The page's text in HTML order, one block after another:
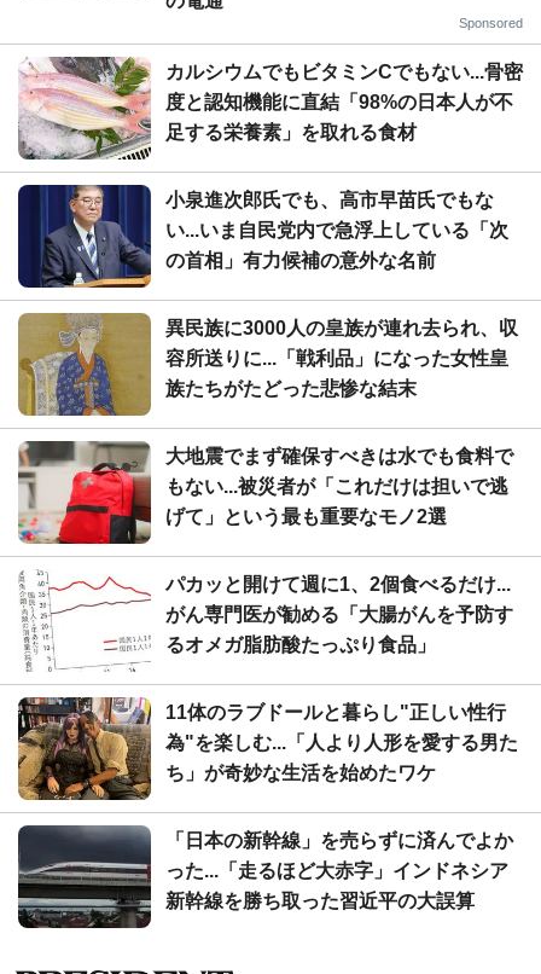
Sponsored
カルシウムでもビタミンCでもない...骨密
度と認知機能に直結「98%の日本人が不
足する栄養素」を取れる食材
小泉進次郎氏でも、高市早苗氏でもな
い...いま自民党内で急浮上している「次
の首相」有力候補の意外な名前
異民族に3000人の皇族が連れ去られ、収
容所送りに...「戦利品」になった女性皇
族たちがたどった悲惨な結末
大地震でまず確保すべきは水でも食料で
もない...被災者が「これだけは担いで逃
げて」という最も重要なモノ2選
パカッと開けて週に1、2個食べるだけ...
がん専門医が勧める「大腸がんを予防す
るオメガ脂肪酸たっぷり食品」
11体のラブドールと暮らし"正しい性行
為"を楽しむ...「人より人形を愛する男た
ち」が奇妙な生活を始めたワケ
「日本の新幹線」を売らずに済んでよか
った...「走るほど大赤字」インドネシア
新幹線を勝ち取った習近平の大誤算